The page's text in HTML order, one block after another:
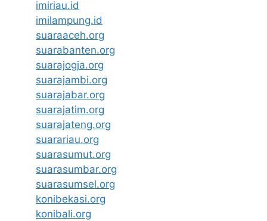
imiriau.id
imilampung.id
suaraaceh.org
suarabanten.org
suarajogja.org
suarajambi.org
suarajabar.org
suarajatim.org
suarajateng.org
suarariau.org
suarasumut.org
suarasumbar.org
suarasumsel.org
konibekasi.org
konibali.org